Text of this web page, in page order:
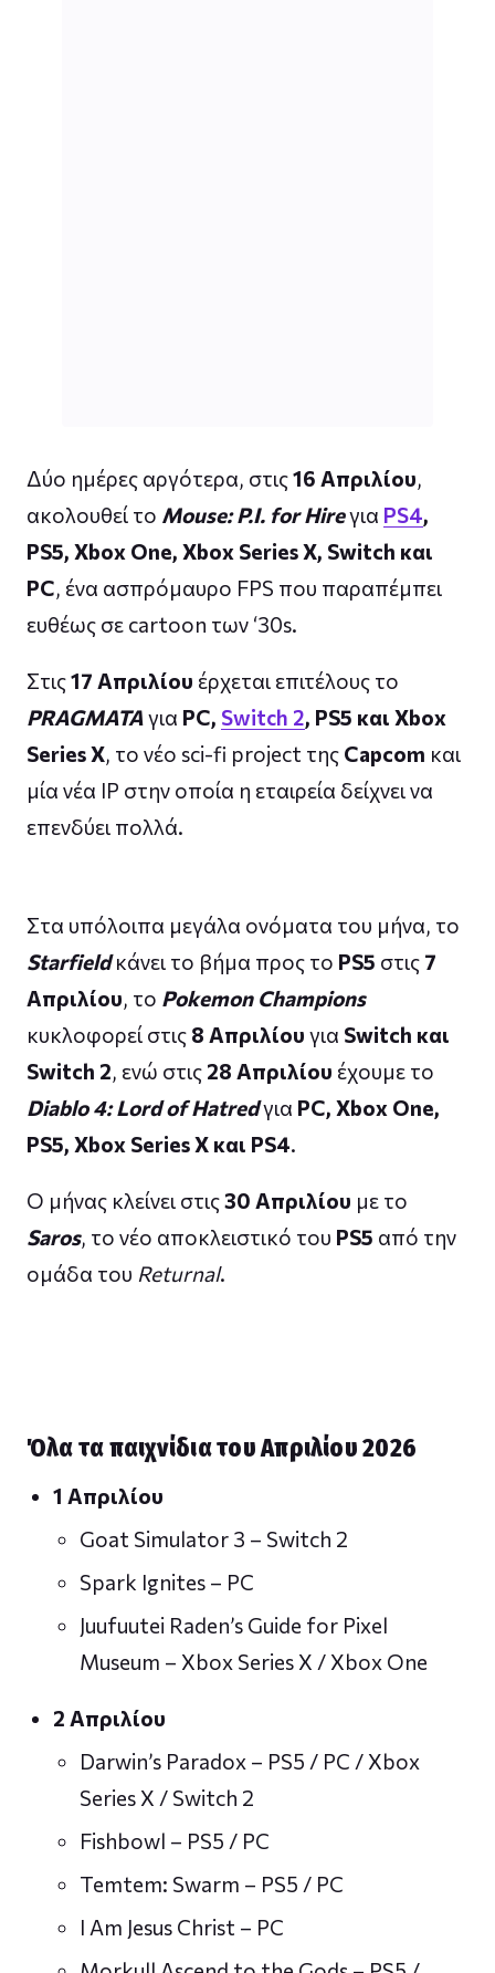
Δύο ημέρες αργότερα, στις16 Απριλίου,
ακολουθεί το Mouse: P.I. for Hireγια PS4,
PS5, Xbox One, Xbox Series X, Switch και
PC, ένα ασπρόμαυρο FPS που παραπέμπει
ευθέως σε cartoon των ‘30s.
Στις17 Απριλίου έρχεται επιτέλους το
PRAGMATAγια PC, Switch 2, PS5 και Xbox
Series X, το νέο sci-fi project της Capcom και
μία νέα IP στην οποία η εταιρεία δείχνει να
επενδύει πολλά.
Στα υπόλοιπα μεγάλα ονόματα του μήνα, το
Starfieldκάνει το βήμα προς το PS5 στις 7
Απριλίου, το Pokemon Champions
κυκλοφορεί στις 8 Απριλίου για Switch και
Switch 2, ενώ στις 28 Απριλίου έχουμε το
Diablo 4: Lord of Hatredγια PC, Xbox One,
PS5, Xbox Series X και PS4.
Ο μήνας κλείνει στις30 Απριλίου με το
Saros, το νέο αποκλειστικό του PS5 από την
ομάδα του Returnal.
Όλα τα παιχνίδια του Απριλίου 2026
1 Απριλίου
Goat Simulator 3 – Switch 2
Spark Ignites – PC
Juufuutei Raden’s Guide for Pixel
Museum – Xbox Series X / Xbox One
2 Απριλίου
Darwin’s Paradox – PS5 / PC / Xbox
Series X / Switch 2
Fishbowl – PS5 / PC
Temtem: Swarm – PS5 / PC
I Am Jesus Christ – PC